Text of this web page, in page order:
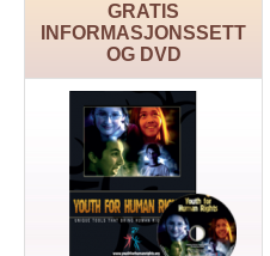
GRATIS
INFORMASJONSSETT
OG DVD